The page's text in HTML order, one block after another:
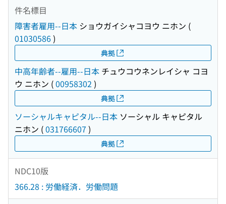
件名標目
障害者雇用--日本 ショウガイシャコヨウ ニホン (
01030586)
典拠
中高年齢者--雇用--日本 チュウコウネンレイシャ コヨ
ウ ニホン (00958302 )
典拠
ソーシャルキャピタル--日本 ソーシャル キャピタル
ニホン (031766607 )
典拠
NDC10版
366.28 : 労働経済．労働問題